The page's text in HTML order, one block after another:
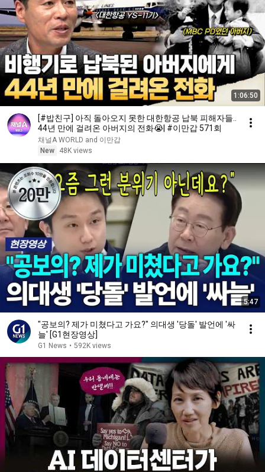
1:06:50
[#밥친구] 아직 돌아오지 못한 대한항공 납북 피해자들..
44년 만에 걸려온 아버지의 전화😭| #이만갑 571회
채널A WORLD and 이만갑
New
48K views
5:47
"공보의? 제가 미쳤다고 가요?" 의대생 '당돌' 발언에 '싸
늘' [G1현장영상]
G1 News • 592K views